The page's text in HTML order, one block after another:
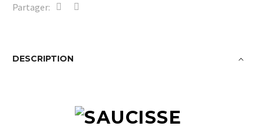
Partager:
DESCRIPTION